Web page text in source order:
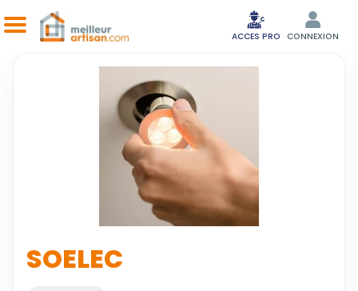
ACCES PRO CONNEXION
SOELEC